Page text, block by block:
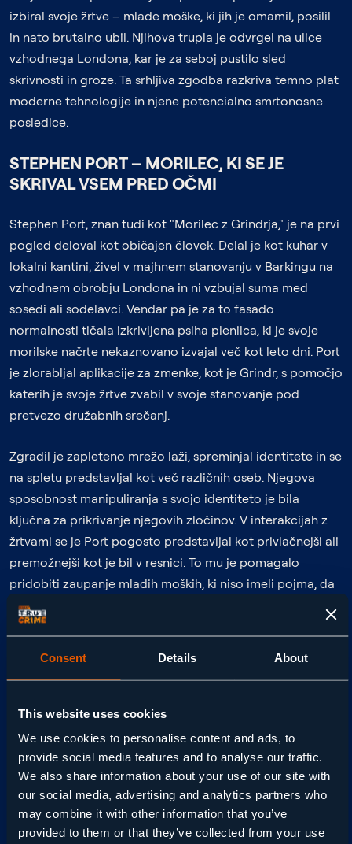
Consent Details About
This website uses cookies
We use cookies to personalise content and ads, to
provide social media features and to analyse our traffic.
We also share information about your use of our site with
our social media, advertising and analytics partners who
may combine it with other information that you’ve
provided to them or that they’ve collected from your use
izbiral svoje žrtve – mlade moške, ki jih je omamil, posilil
in nato brutalno ubil. Njihova trupla je odvrgel na ulice
vzhodnega Londona, kar je za seboj pustilo sled
skrivnosti in groze. Ta srhljiva zgodba razkriva temno plat
moderne tehnologije in njene potencialno smrtonosne
posledice.
STEPHEN PORT – MORILEC, KI SE JE
SKRIVAL VSEM PRED OČMI
Stephen Port, znan tudi kot "Morilec z Grindrja," je na prvi
pogled deloval kot običajen človek. Delal je kot kuhar v
lokalni kantini, živel v majhnem stanovanju v Barkingu na
vzhodnem obrobju Londona in ni vzbujal suma med
sosedi ali sodelavci. Vendar pa je za to fasado
normalnosti tičala izkrivljena psiha plenilca, ki je svoje
morilske načrte nekaznovano izvajal več kot leto dni. Port
je zlorabljal aplikacije za zmenke, kot je Grindr, s pomočjo
katerih je svoje žrtve zvabil v svoje stanovanje pod
pretvezo družabnih srečanj.
Zgradil je zapleteno mrežo laži, spreminjal identitete in se
na spletu predstavljal kot več različnih oseb. Njegova
sposobnost manipuliranja s svojo identiteto je bila
ključna za prikrivanje njegovih zločinov. V interakcijah z
žrtvami se je Port pogosto predstavljal kot privlačnejši ali
premožnejši kot je bil v resnici. To mu je pomagalo
pridobiti zaupanje mladih moških, ki niso imeli pojma, da
bo srečanje z njim zanje usodno.
Daniela Whitwortha in Jacka Taylorja. Vse žrtve so našli
mrtve v bližini Portovega stanovanja, omamljene s
substancami kot je GHB – tako imenovana “droga za
posilstvo”. Port je trupla svojih žrtev puščal na ulicah ali v
parkih in sprva preiskovalci niso videli povezave med
primeri, kar mu je omogočilo, da je neopaženo nadaljeval